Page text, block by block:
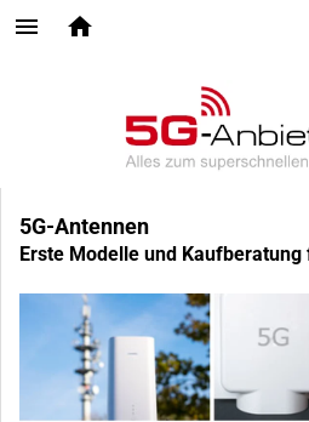
5G-Antennen
Erste Modelle und